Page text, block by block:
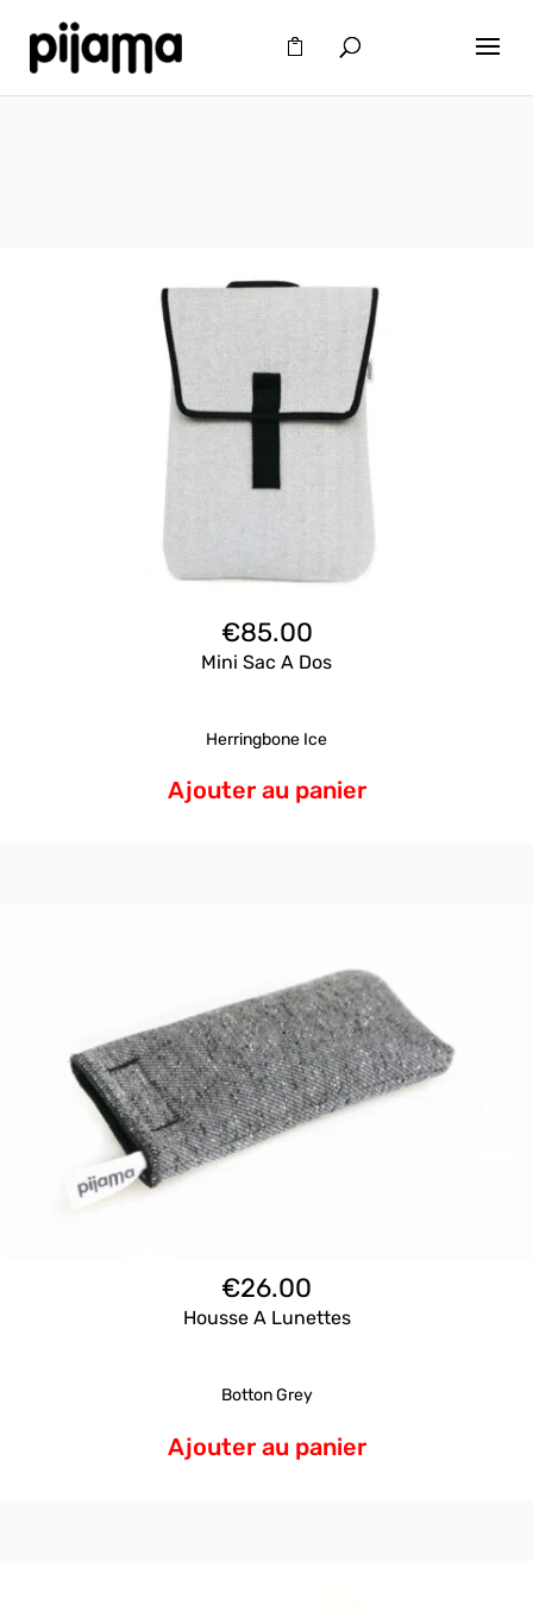
€85.00
Mini Sac A Dos
Herringbone Ice
Ajouter au panier
€26.00
Housse A Lunettes
Botton Grey
Ajouter au panier